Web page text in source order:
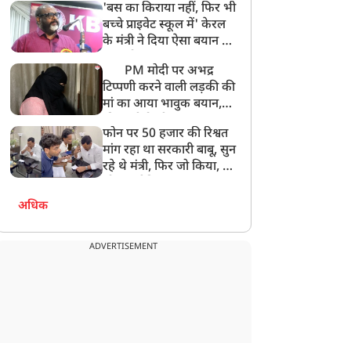
अनमोल कुछ नहीं
'बस का किराया नहीं, फिर भी
बच्चे प्राइवेट स्कूल में' केरल
के मंत्री ने दिया ऐसा बयान की
PM मोदी पर अभद्र
टिप्पणी करने वाली लड़की की
मां का आया भावुक बयान,
बेटी को गोद लें प्रधानमंत्री
फोन पर 50 हजार की रिश्वत
मांग रहा था सरकारी बाबू, सुन
रहे थे मंत्री, फिर जो किया, वो
अधिक
ADVERTISEMENT